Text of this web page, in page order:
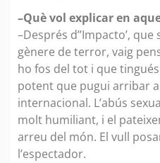
–Què vol explicar en
–Després d’’Impacto’,
gènere de terror, vaig
ho fos del tot i que
potent que pugui arribar
internacional. L’abús
molt humiliant, i el
arreu del món. El vull
l’espectador.